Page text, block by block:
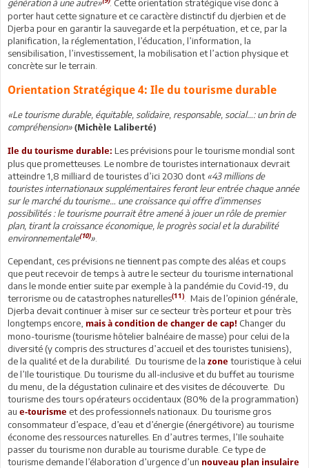
génération à une autre»
. Cette orientation stratégique vise donc à
porter haut cette signature et ce caractère distinctif du djerbien et de
Djerba pour en garantir la sauvegarde et la perpétuation, et ce, par la
planification, la réglementation, l’éducation, l’information, la
sensibilisation, l’investissement, la mobilisation et l’action physique et
concrète sur le terrain.
Orientation Stratégique 4: Ile du tourisme durable
«Le tourisme durable, équitable, solidaire, responsable, social…: un brin de
compréhension» (Michèle Laliberté)
Ile du tourisme durable: Les prévisions pour le tourisme mondial sont
plus que prometteuses. Le nombre de touristes internationaux devrait
atteindre 1,8 milliard de touristes d’ici 2030 dont«43 millions de
touristes internationaux supplémentaires feront leur entrée chaque année
sur le marché du tourisme… une croissance qui offre d’immenses
possibilités : le tourisme pourrait être amené à jouer un rôle de premier
plan, tirant la croissance économique, le progrès social et la durabilité
environnementale(10)»
Cependant, ces prévisions ne tiennent pas compte des aléas et coups
que peut recevoir de temps à autre le secteur du tourisme international
dans le monde entier suite par exemple à la pandémie du Covid-19, du
terrorisme ou de catastrophes naturelles(11)
. Mais de l’opinion générale,
Djerba devait continuer à miser sur ce secteur très porteur et pour très
longtemps encore, mais à condition de changer de cap! Changer du
mono-tourisme (tourisme hôtelier balnéaire de masse) pour celui de la
diversité (y compris des structures d’accueil et des touristes tunisiens),
de la qualité et de la durabilité. Du tourisme de la zone touristique à celui
de l’Ile touristique. Du tourisme du all-inclusive et du buffet au tourisme
du menu, de la dégustation culinaire et des visites de découverte. Du
tourisme des tours opérateurs occidentaux (80% de la programmation)
au e-tourisme et des professionnels nationaux. Du tourisme gros
consommateur d’espace, d’eau et d’énergie (énergétivore) au tourisme
économe des ressources naturelles. En d’autres termes, l’Ile souhaite
passer du tourisme non durable au tourisme durable. Ce type de
tourisme demande l’élaboration d’urgence d’un nouveau plan insulaire